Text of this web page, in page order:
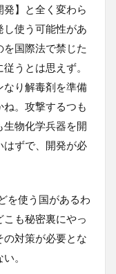
】と全く変わら
し使う可能性があ
国際法で禁じた
うとは思えず。
なり解毒剤を準備
。攻撃するつも
生物化学兵器を開
はずで、開発が必
を使う国があるわ
も秘密裏にやっ
対策が必要とな
。